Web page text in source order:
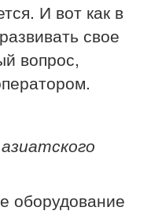
И вот как в
свое
вопрос,
оборудование